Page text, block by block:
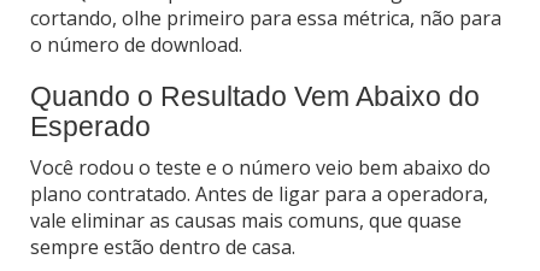
cortando, olhe primeiro para essa métrica, não para
o número de download.
Quando o Resultado Vem Abaixo do
Esperado
Você rodou o teste e o número veio bem abaixo do
plano contratado. Antes de ligar para a operadora,
vale eliminar as causas mais comuns, que quase
sempre estão dentro de casa.